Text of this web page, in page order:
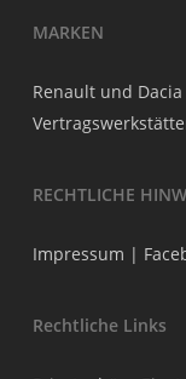
MARKEN
Renault und
RECHTLICHE
Impressum |
Rechtliche Links